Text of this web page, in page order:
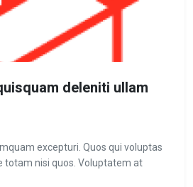
deleniti ullam
excepturi. Quos qui voluptas
totam nisi quos. Voluptatem at